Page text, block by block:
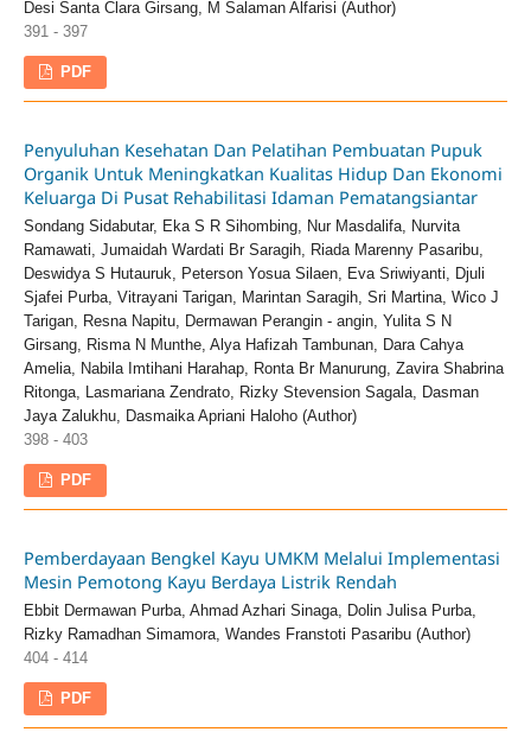
Desi Santa Clara Girsang, M Salaman Alfarisi (Author)
391 - 397
PDF
Penyuluhan Kesehatan Dan Pelatihan Pembuatan Pupuk
Organik Untuk Meningkatkan Kualitas Hidup Dan Ekonomi
Keluarga Di Pusat Rehabilitasi Idaman Pematangsiantar
Sondang Sidabutar, Eka S R Sihombing, Nur Masdalifa, Nurvita
Ramawati, Jumaidah Wardati Br Saragih, Riada Marenny Pasaribu,
Deswidya S Hutauruk, Peterson Yosua Silaen, Eva Sriwiyanti, Djuli
Sjafei Purba, Vitrayani Tarigan, Marintan Saragih, Sri Martina, Wico J
Tarigan, Resna Napitu, Dermawan Perangin - angin, Yulita S N
Girsang, Risma N Munthe, Alya Hafizah Tambunan, Dara Cahya
Amelia, Nabila Imtihani Harahap, Ronta Br Manurung, Zavira Shabrina
Ritonga, Lasmariana Zendrato, Rizky Stevension Sagala, Dasman
Jaya Zalukhu, Dasmaika Apriani Haloho (Author)
398 - 403
PDF
Pemberdayaan Bengkel Kayu UMKM Melalui Implementasi
Mesin Pemotong Kayu Berdaya Listrik Rendah
Ebbit Dermawan Purba, Ahmad Azhari Sinaga, Dolin Julisa Purba,
Rizky Ramadhan Simamora, Wandes Franstoti Pasaribu (Author)
404 - 414
PDF